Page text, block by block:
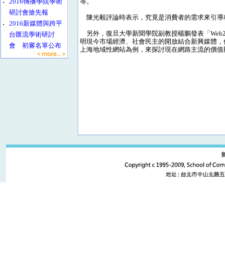
‧
研討會搶先報
‧
2016新媒體與跨平
台匯流學術研討
會 初審名單公布
陳光毅評論時表示，究竟是消費者的需求來引
另外，復旦大學新聞學院副教授楊鵬發表「
明現今市場經濟、社會民主的開放結合新興媒體
上海地域性網站為例，來探討現在網路主流的價